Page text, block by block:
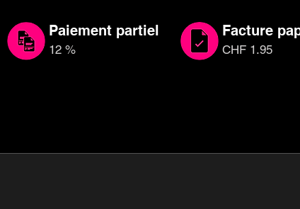
Paiement partiel
12 %
Facture
CHF 1.95